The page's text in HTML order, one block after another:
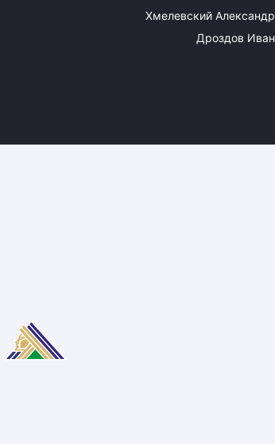
Хмелевский Александр
Дроздов Иван